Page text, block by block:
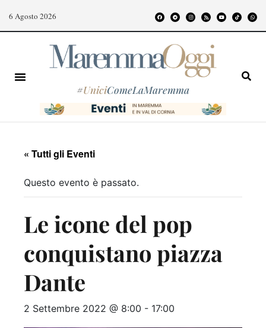
6 Agosto 2026
#UniciComeLaMaremma
« Tutti gli Eventi
Questo evento è passato.
Le icone del pop
conquistano piazza
Dante
2 Settembre 2022 @ 8:00 - 17:00